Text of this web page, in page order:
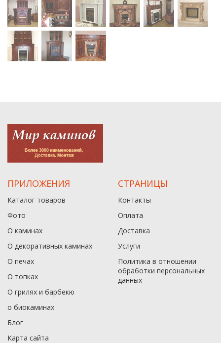
ПРИЛОЖЕНИЯ
Каталог товаров
Фото
О каминах
О декоративных каминах
О печах
О топках
О грилях и барбекю
о биокаминах
Блог
Карта сайта
СТРАНИЦЫ
Контакты
Оплата
Доставка
Услуги
Политика в отношении
обработки персональных
данныx